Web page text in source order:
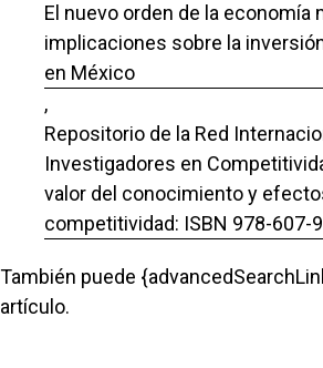
El nuevo orden de la economía
implicaciones sobre la
en México
,
Repositorio de la Red
Investigadores en
valor del conocimiento y
competitividad: ISBN 978-607-
También puede
artículo.